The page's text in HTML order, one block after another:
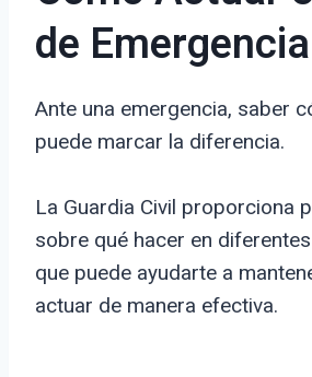
de Emergencia
Ante una emergencia, saber
puede marcar la diferencia.
La Guardia Civil proporciona
sobre qué hacer en
que puede ayudarte a
actuar de manera efectiva.